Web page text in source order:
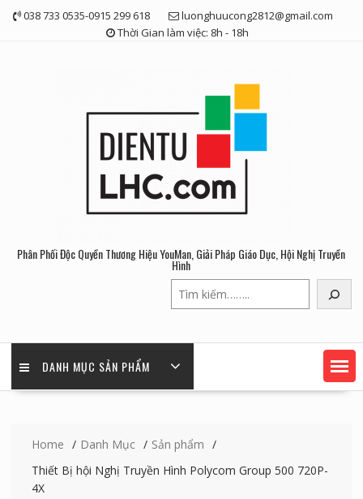
Skip 038 733 0535-0915 299 618
luonghuucong2812@gmail.com
Thời Gian làm việc: 8h - 18h
Phân Phối Độc Quyền Thương Hiệu YouMan, Giải Pháp Giáo Dục, Hội Nghị Truyền
Hình
kiếm
DANH MỤC SẢN PHẨM
Home Danh Mục
Sản phẩm
Thiết Bị hội Nghị Truyền Hình Polycom Group 500 720P-
4X